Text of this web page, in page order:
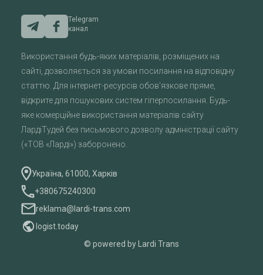
Telegram
канал
Використання будь-яких матеріалів, розміщених на
сайті, дозволяється за умови посилання на відповідну
статтю. Для інтернет-ресурсів обов'язкове пряме,
відкрите для пошукових систем гіперпосилання. Будь-
яке комерційне використання матеріалів сайту
ЛардіТудей без письмового дозволу адміністрації сайту
(«ТОВ «Ларді») заборонено.
Україна, 61000, Харків
+380675240300
reklama@lardi-trans.com
logist.today
© powered by Lardi Trans